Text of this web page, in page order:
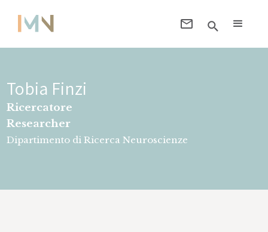
Tobia Finzi
Ricercatore
Researcher
Dipartimento di Ricerca Neuroscienze